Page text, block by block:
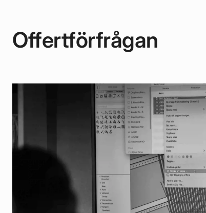
Offertförfrågan